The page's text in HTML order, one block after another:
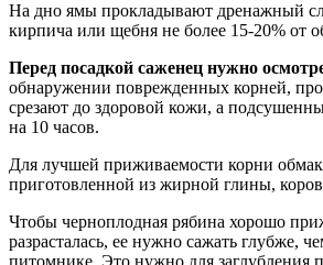
На дно ямы прокладывают дренажный
кирпича или щебня не более 15-20% от
Перед посадкой саженец нужно
обнаружении поврежденных корней,
срезают до здоровой кожи, а
на 10 часов.
Для лучшей приживаемости корни
приготовленной из жирной глины,
Чтобы черноплодная рябина хорошо
разрасталась, ее нужно сажать глубже,
питомнике. Это нужно для заглубления